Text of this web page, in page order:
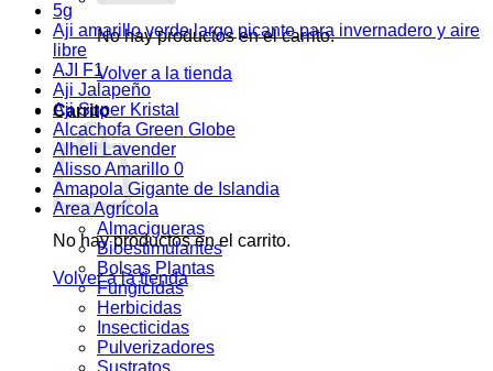
No hay productos en el carrito.
Volver a la tienda
Carrito
No hay productos en el carrito.
Volver a la tienda
5g
Aji amarillo verde largo picante para invernadero y aire
libre
AJI F1
Aji Jalapeño
Aji Super Kristal
Alcachofa Green Globe
Alheli Lavender
Alisso Amarillo 0
Amapola Gigante de Islandia
Area Agrícola
Almacigueras
Bioestimulantes
Bolsas Plantas
Fungicidas
Herbicidas
Insecticidas
Pulverizadores
Sustratos